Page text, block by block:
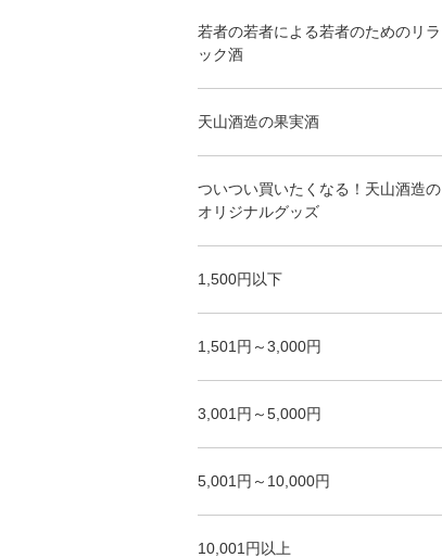
若者の若者による若者のためのリラ
ック酒
天山酒造の果実酒
ついつい買いたくなる！天山酒造の
オリジナルグッズ
1,500円以下
1,501円～3,000円
3,001円～5,000円
5,001円～10,000円
10,001円以上